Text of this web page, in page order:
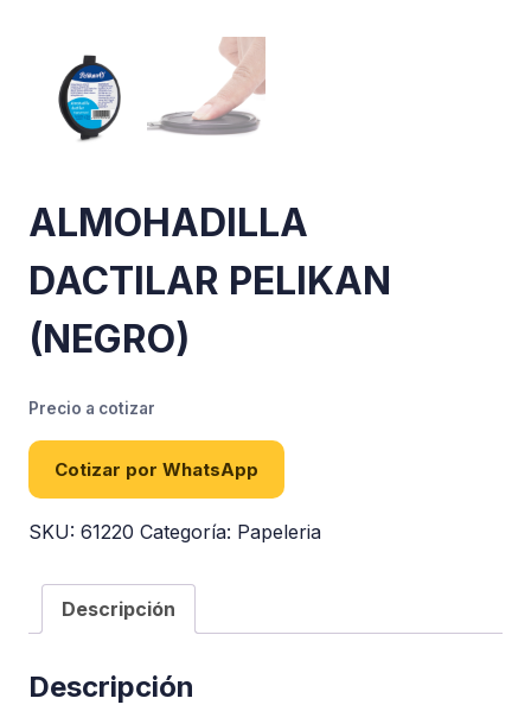
ALMOHADILLA
DACTILAR PELIKAN
(NEGRO)
Precio a cotizar
Cotizar por WhatsApp
SKU: 61220 Categoría: Papeleria
Descripción
Descripción